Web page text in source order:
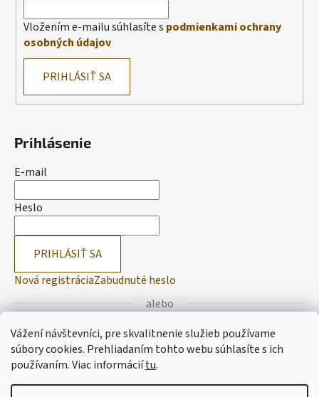
Vážení návštevníci, pre skvalitnenie služieb používame
súbory cookies. Prehliadaním tohto webu súhlasíte s ich
používaním.Viac informáciítu.
Vložením e-mailu súhlasíte s podmienkami ochrany
osobných údajov
PRIHLÁSIŤ SA
Prihlásenie
E-mail
Heslo
PRIHLÁSIŤ SA
Nová registráciaZabudnuté heslo
alebo
Prihlásiť sa cez Facebook
Prihlásiť sa cez Google